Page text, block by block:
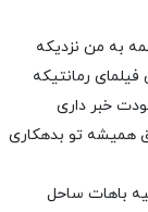
به من نزدیکه
رمانتیکه
خبر داری
همیشه تو بدهکاری
باهات ساحل